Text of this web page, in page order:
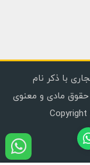
با ذکر نام
حقوق مادی و معنوی